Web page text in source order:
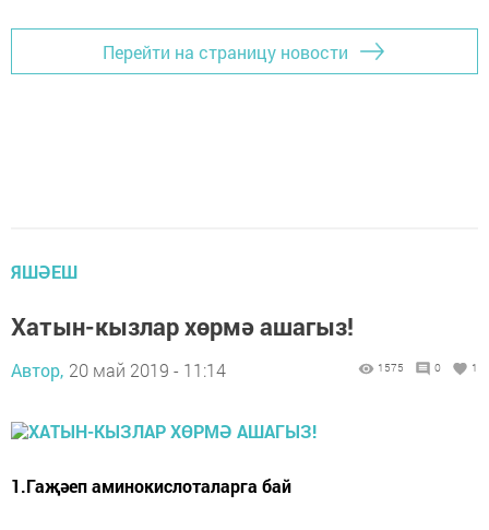
Перейти на страницу новости
ЯШӘЕШ
Хатын-кызлар хөрмә ашагыз!
Автор, 20 май 2019 - 11:14 1575 0 1
1.Гаҗәеп аминокислоталарга бай